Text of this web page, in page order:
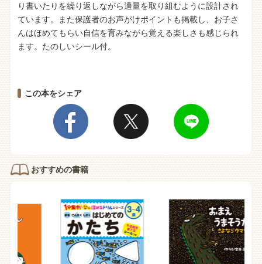
り書いたりを繰り返しながら適量を取り組むように設計され
ています。また保護者のお声がけポイントも掲載し、お子さ
んはほめてもらい自信を育みながら覚える楽しさも感じられ
ます。たのしいシール付。
この本をシェア
おすすめの書籍